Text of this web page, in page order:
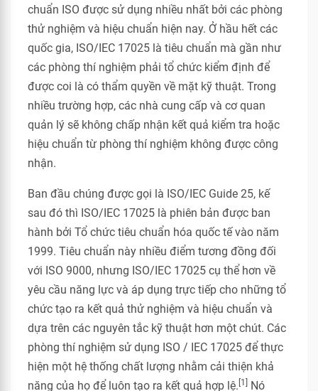
chuẩn ISO được sử dụng nhiều nhất bởi các phòng
thử nghiệm và hiệu chuẩn hiện nay. Ở hầu hết các
quốc gia, ISO/IEC 17025 là tiêu chuẩn mà gần như
các phòng thí nghiệm phải tổ chức kiểm định để
được coi là có thẩm quyền về mặt kỹ thuật. Trong
nhiều trường hợp, các nhà cung cấp và cơ quan
quản lý sẽ không chấp nhận kết quả kiểm tra hoặc
hiệu chuẩn từ phòng thí nghiệm không được công
nhận.
Ban đầu chúng được gọi là ISO/IEC Guide 25, kế
sau đó thì ISO/IEC 17025 là phiên bản được ban
hành bởi Tổ chức tiêu chuẩn hóa quốc tế vào năm
1999. Tiêu chuẩn này nhiều điểm tương đồng đối
với ISO 9000, nhưng ISO/IEC 17025 cụ thể hơn về
yêu cầu năng lực và áp dụng trực tiếp cho những tổ
chức tạo ra kết quả thử nghiệm và hiệu chuẩn và
dựa trên các nguyên tắc kỹ thuật hơn một chút. Các
phòng thí nghiệm sử dụng ISO / IEC 17025 để thực
hiện một hệ thống chất lượng nhằm cải thiện khả
năng của họ để luôn tạo ra kết quả hợp lệ. [1]
Nó